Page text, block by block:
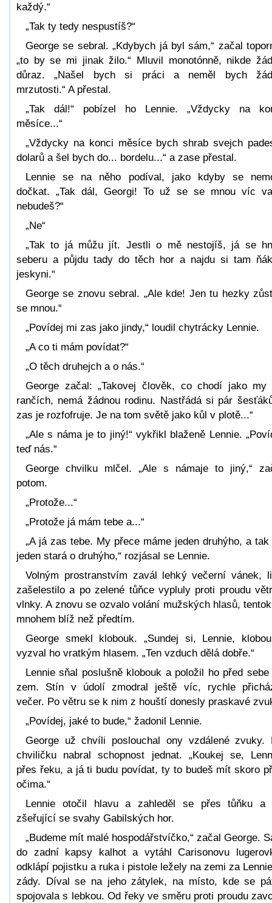
každý.“
„Tak ty tedy nespustíš?“
George se sebral. „Kdybych já byl sám,“ začal
„to by se mi jinak žilo.“ Mluvil monotónně, nikde
důraz. „Našel bych si práci a neměl bych
mrzutosti.“ A přestal.
„Tak dál!“ pobízel ho Lennie. „Vždycky na
měsíce...“
„Vždycky na konci měsíce bych shrab svejch
dolarů a šel bych do... bordelu...“ a zase přestal.
Lennie se na něho podíval, jako kdyby se
dočkat. „Tak dál, Georgi! To už se se mnou víc
nebudeš?“
„Ne“
„Tak to já můžu jít. Jestli o mě nestojíš, já se
seberu a půjdu tady do těch hor a najdu si tam
jeskyni.“
George se znovu sebral. „Ale kde! Jen tu hezky
se mnou.“
„Povídej mi zas jako jindy,“ loudil chytrácky Lennie.
„A co ti mám povídat?“
„O těch druhejch a o nás.“
George začal: „Takovej člověk, co chodí jako my
rančích, nemá žádnou rodinu. Nastřádá si pár
zas je rozfofruje. Je na tom světě jako kůl v plotě...“
„Ale s náma je to jiný!“ vykřikl blaženě Lennie.
teď nás.“
George chvilku mlčel. „Ale s námaje to jiný,“
potom.
„Protože...“
„Protože já mám tebe a...“
„A já zas tebe. My přece máme jeden druhýho, a tak
jeden stará o druhýho,“ rozjásal se Lennie.
Volným prostranstvím zavál lehký večerní vánek,
zašelestilo a po zelené tůňce vypluly proti proudu
vlnky. A znovu se ozvalo volání mužských hlasů,
mnohem blíž než předtím.
George smekl klobouk. „Sundej si, Lennie,
vyzval ho vratkým hlasem. „Ten vzduch dělá dobře.“
Lennie sňal poslušně klobouk a položil ho před sebe
zem. Stín v údolí zmodral ještě víc, rychle
večer. Po větru se k nim z houští donesly praskavé
„Povídej, jaké to bude,“ žadonil Lennie.
George už chvíli poslouchal ony vzdálené zvuky.
chviličku nabral schopnost jednat. „Koukej se,
přes řeku, a já ti budu povídat, ty to budeš mít skoro
očima.“
Lennie otočil hlavu a zahleděl se přes tůňku a
zšeřující se svahy Gabilských hor.
„Budeme mít malé hospodářstvíčko,“ začal George.
do zadní kapsy kalhot a vytáhl Carisonovu
odklápí pojistku a ruka i pistole ležely na zemi za
zády. Díval se na jeho zátylek, na místo, kde se
spojovala s lebkou. Od řeky ve směru proti proudu